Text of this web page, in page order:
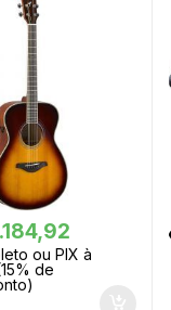
ou PIX à
de